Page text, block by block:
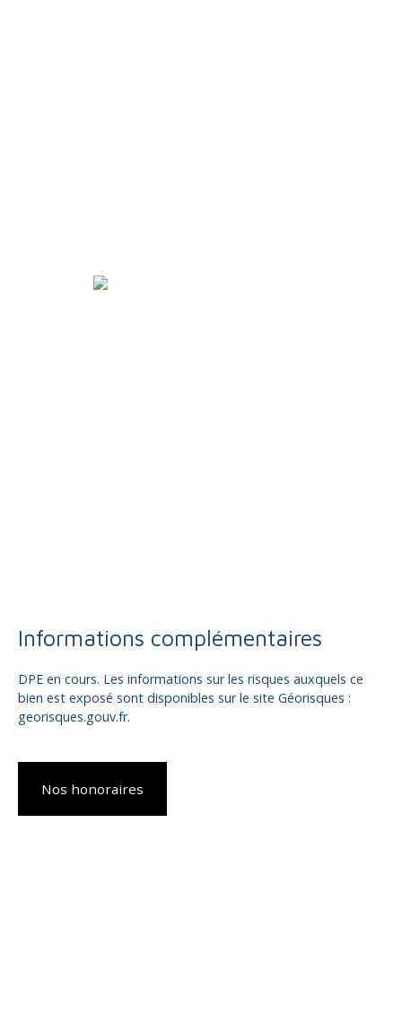
Informations complémentaires
DPE en cours. Les informations sur les risques auxquels ce
bien est exposé sont disponibles sur le site Géorisques :
georisques.gouv.fr.
Nos honoraires